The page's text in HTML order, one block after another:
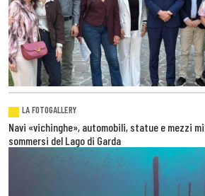
LA FOTOGALLERY
Navi «vichinghe», automobili, statue e mezzi
sommersi del Lago di Garda